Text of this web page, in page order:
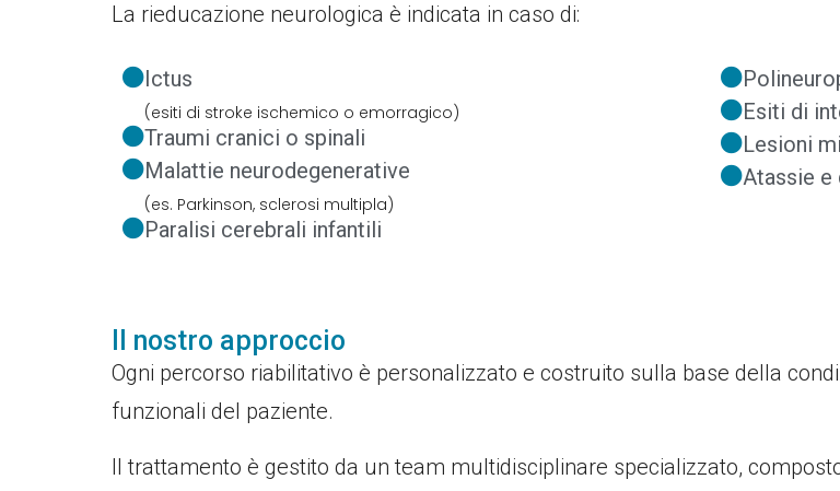
La rieducazione neurologica è indicata in caso di:
Ictus
(esiti di stroke ischemico o emorragico)
Traumi cranici o spinali
Malattie neurodegenerative
(es. Parkinson, sclerosi multipla)
Paralisi cerebrali infantili
Esiti di
Lesioni
Atassie e
Il nostro approccio
Ogni percorso riabilitativo è personalizzato e costruito sulla base della
funzionali del paziente.
Il trattamento è gestito da un team multidisciplinare specializzato,